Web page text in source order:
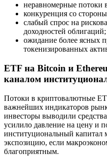
неравномерные потоки
конкуренция со
слабый спрос на
доходностей облигаций;
ожидание более ясных
токенизированных
ETF на Bitcoin и
каналом
Потоки в криптовалютные
важнейших индикаторов
инвесторы выводили
усилило давление на цену и
институциональный капитал
экспозицию, если
благоприятным.